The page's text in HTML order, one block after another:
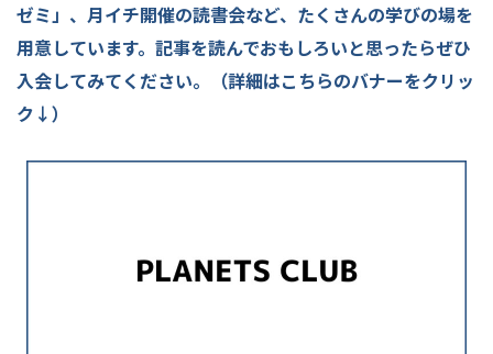
ゼミ」、月イチ開催の読書会など、たくさんの学びの場を
用意しています。記事を読んでおもしろいと思ったらぜひ
入会してみてください。（詳細はこちらのバナーをクリッ
ク↓）